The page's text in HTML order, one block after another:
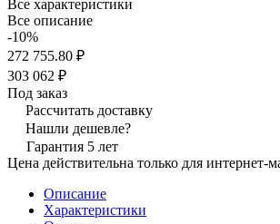
Все характеристики
Все описание
-10%
272 755.80 ₽
303 062 ₽
Под заказ
Рассчитать доставку
Нашли дешевле?
Гарантия 5 лет
Цена действительна только для интернет-
Описание
Характеристики